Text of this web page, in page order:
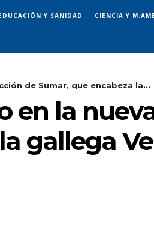
Y SANIDAD CIENCIA Y
de Sumar, que encabeza la...
en la
gallega